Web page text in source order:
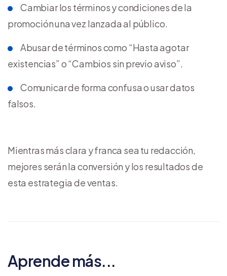
Cambiar los términos y condiciones de la
promoción una vez lanzada al público.
Abusar de términos como “Hasta agotar
existencias” o “Cambios sin previo aviso”.
Comunicar de forma confusa o usar datos
falsos.
Mientras más clara y franca sea tu redacción,
mejores serán la conversión y los resultados de
esta estrategia de ventas.
Aprende más...